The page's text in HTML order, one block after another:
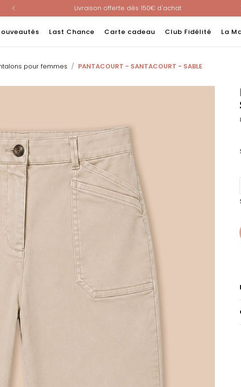
Livraison offerte dès 150€ d'achat
Nouveau ! Paiement en 3 ou 4 fois sans frais avec ALMA !
Chance : -60% sur une sélection jusqu'au 23/08 en vous connectant à
Last Chance Carte cadeau Club Fidélité La
pour femmes PANTACOURT - SANTACOURT - SABLE